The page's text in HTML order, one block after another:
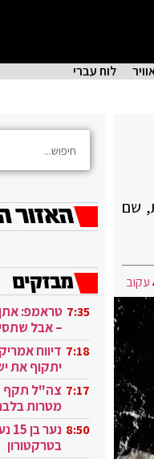
לוח עברי
שם
עקוב
7:35 טראמפ:
– אבל
בעזה 7:18 דיווח
יתקוף את
בקטאר" 7:17 צה"ל תקף
מטרות
8:50
בטרקטורון